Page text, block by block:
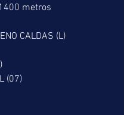
metros
CALDAS (L)
(07)